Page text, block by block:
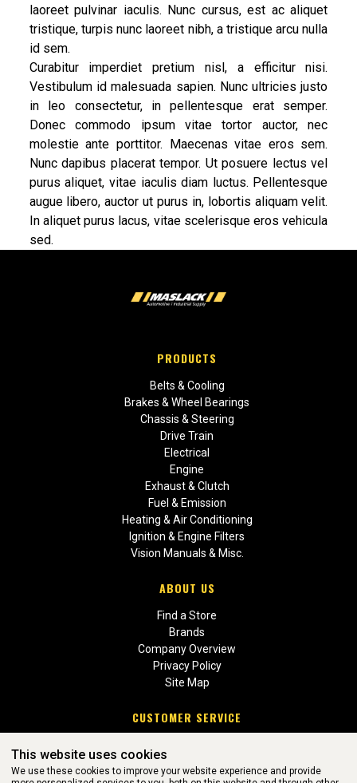
laoreet pulvinar iaculis. Nunc cursus, est ac aliquet
tristique, turpis nunc laoreet nibh, a tristique arcu nulla
id sem.
Curabitur imperdiet pretium nisl, a efficitur nisi.
Vestibulum id malesuada sapien. Nunc ultricies justo
in leo consectetur, in pellentesque erat semper.
Donec commodo ipsum vitae tortor auctor, nec
molestie ante porttitor. Maecenas vitae eros sem.
Nunc dapibus placerat tempor. Ut posuere lectus vel
purus aliquet, vitae iaculis diam luctus. Pellentesque
augue libero, auctor ut purus in, lobortis aliquam velit.
In aliquet purus lacus, vitae scelerisque eros vehicula
sed.
PRODUCTS
Belts & Cooling
Brakes & Wheel Bearings
Chassis & Steering
Drive Train
Electrical
Engine
Exhaust & Clutch
Fuel & Emission
Heating & Air Conditioning
Ignition & Engine Filters
Vision Manuals & Misc.
ABOUT US
Find a Store
Brands
Company Overview
Privacy Policy
Site Map
CUSTOMER SERVICE
Return Policies
This website uses cookies
We use these cookies to improve your website experience and provide